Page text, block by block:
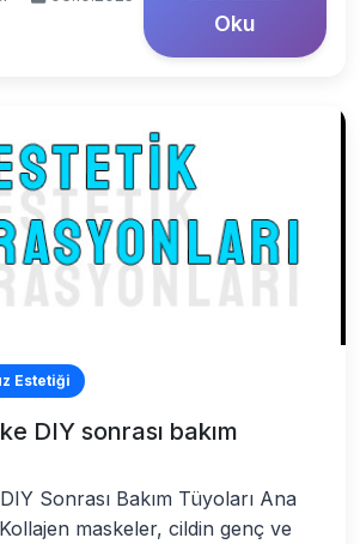
Oku
Estetiği
DIY sonrası bakım
Sonrası Bakım Tüyoları Ana
maskeler, cildin genç ve